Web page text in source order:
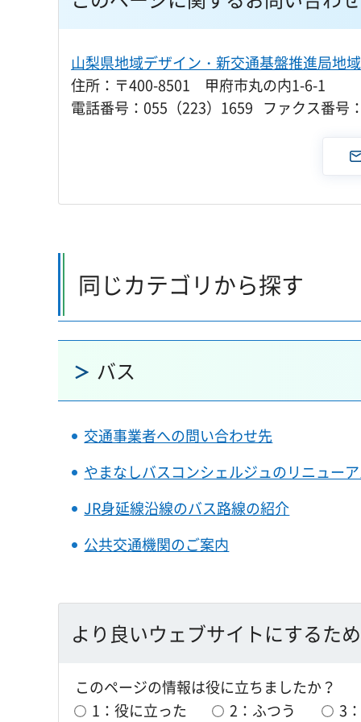
山梨県地域デザイン・新交通基盤推進局地
住所：〒400-8501 甲府市丸の内1-6-1
電話番号：055（223）1659 ファクス番号
同じカテゴリから探す
バス
交通事業者への問い合わせ先
やまなしバスコンシェルジュのリニュー
JR身延線沿線のバス路線の紹介
公共交通機関のご案内
より良いウェブサイトにするた
このページの情報は役に立ちましたか？
1：役に立った
2：ふつう 3